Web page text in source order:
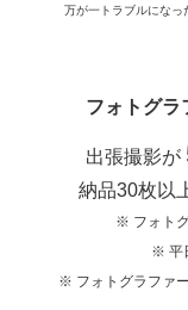
万が一トラブルになっ
フォトグラ
出張撮影が
納品30枚以
※ フォト
※ 平
※ フォトグラファ